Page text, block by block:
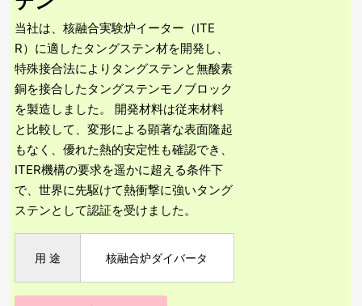
当社は、核融合実験炉イーター（ITE
R）に適したタングステン材を開発し、
特殊接合法によりタングステンと無酸素
銅を接合したタングステンモノブロック
を製造しました。 開発材料は従来材料
と比較して、変形による顕著な表面隆起
もなく、優れた熱的安定性も確認でき、
ITER機構の要求を遥かに超える条件下
で、世界に先駆けて熱衝撃に強いタング
ステンとして認証を受けました。
用 途 核融合炉ダイバータ